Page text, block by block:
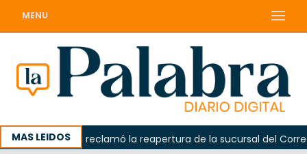
MENU
MAS LEIDOS
Odarda reclamó la reapertura de la sucursal del Correo